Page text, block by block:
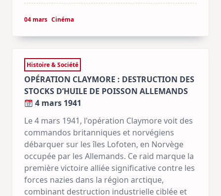
04 mars Cinéma
Histoire & Société
OPÉRATION CLAYMORE : DESTRUCTION DES
STOCKS D’HUILE DE POISSON ALLEMANDS
4 mars 1941
Le 4 mars 1941, l'opération Claymore voit des
commandos britanniques et norvégiens
débarquer sur les îles Lofoten, en Norvège
occupée par les Allemands. Ce raid marque la
première victoire alliée significative contre les
forces nazies dans la région arctique,
combinant destruction industrielle ciblée et